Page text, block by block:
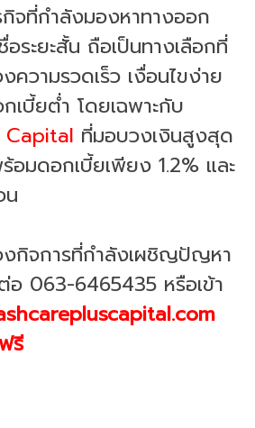
กิจที่กำลังมองหาทางออก
อระยะสั้น ถือเป็นทางเลือกที่
ความรวดเร็ว เงื่อนไขง่าย
เบี้ยต่ำ โดยเฉพาะกับ
Capital ที่มอบวงเงินสูงสุด
อมดอกเบี้ยเพียง 1.2% และ
น
กิจการที่กำลังเผชิญปัญหา
063-6465435 หรือเข้า
รี